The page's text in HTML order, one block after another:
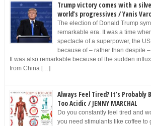
Trump victory comes with a
world’s progressives / Yanis
The election of Donald Trump
remarkable era. It was a time
spectacle of a superpower, the
because of – rather than despite
It was also remarkable because of the sudden
from China […]
Always Feel Tired? It’s Probably
Too Acidic / JENNY MARCHAL
Do you constantly feel tired and
you need stimulants like coffee to